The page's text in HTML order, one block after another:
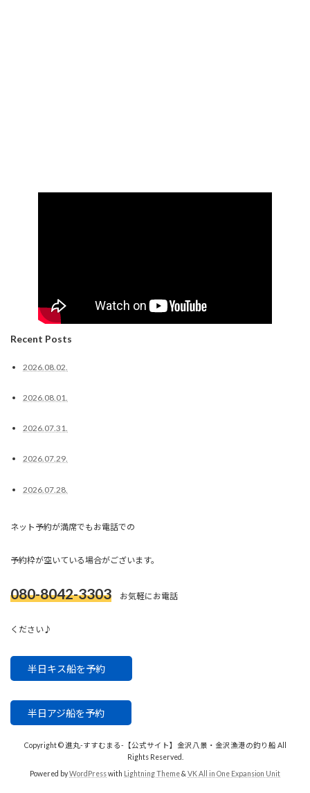
Recent Posts
2026.08.02.
2026.08.01.
2026.07.31.
2026.07.29.
2026.07.28.
ネット予約が満席でもお電話での
予約枠が空いている場合がございます。
080-8042-3303 お気軽にお電話
ください♪
半日キス船を予約
半日アジ船を予約
Copyright © 進丸-すすむまる-【公式サイト】金沢八景・金沢漁港の釣り船 All
Rights Reserved.
Powered byWordPresswith Lightning Theme&VK All in One Expansion Unit